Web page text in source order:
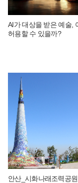
AI가 대상을 받은 예술,
허용할 수 있을까?
안산_시화나래조력공